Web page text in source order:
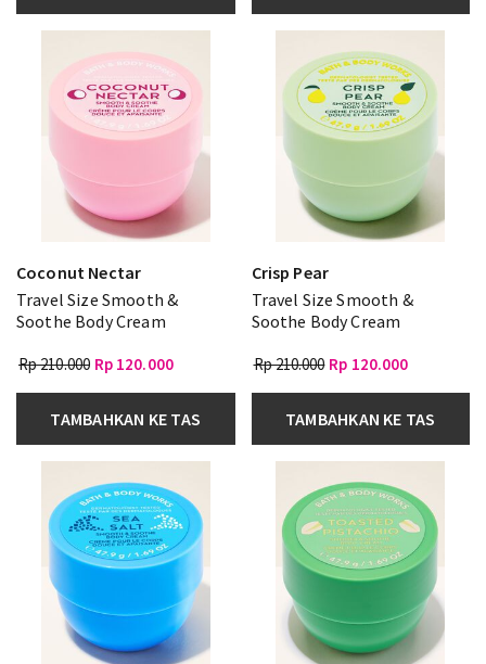
Coconut Nectar
Travel Size Smooth &
Soothe Body Cream
Rp 210.000 Rp 120.000
TAMBAHKAN KE TAS
Crisp Pear
Travel Size Smooth &
Soothe Body Cream
Rp 210.000 Rp 120.000
TAMBAHKAN KE TAS